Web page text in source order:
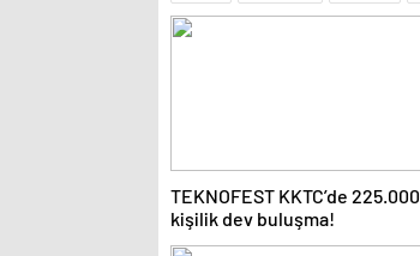
TEKNOFEST KKTC’de 225.000
kişilik dev buluşma!